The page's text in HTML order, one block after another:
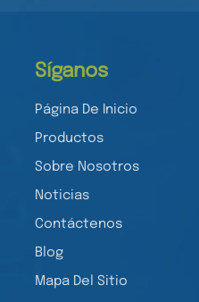
Síganos
Página De Inicio
Productos
Sobre Nosotros
Noticias
Contáctenos
Blog
Mapa Del Sitio